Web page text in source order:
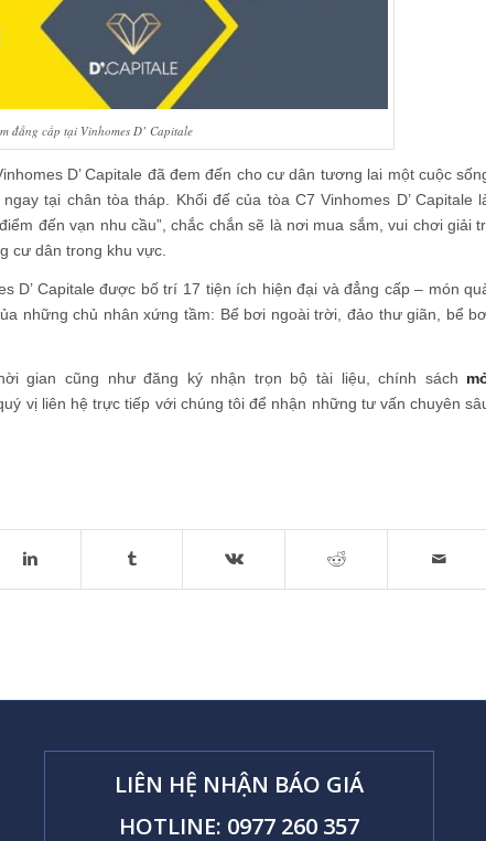
đẳng cấp tại Vinhomes D’ Capitale
D’ Capitale đã đem đến cho cư dân tương lai một cuộc
tại chân tòa tháp. Khối đế của tòa C7 Vinhomes D’ Capitale
đến vạn nhu cầu”, chắc chắn sẽ là nơi mua sắm, vui chơi giải
cư dân trong khu vực.
D’ Capitale được bố trí 17 tiện ích hiện đại và đẳng cấp – món
những chủ nhân xứng tầm: Bể bơi ngoài trời, đảo thư giãn, bể
gian cũng như đăng ký nhận trọn bộ tài liệu, chính sách
vị liên hệ trực tiếp với chúng tôi để nhận những tư vấn chuyên
LIÊN HỆ NHẬN BÁO GIÁ
HOTLINE: 0977 260 357